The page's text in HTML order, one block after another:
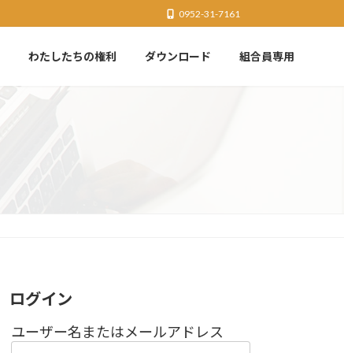
0952-31-7161
わたしたちの権利 ダウンロード 組合員専用
ログイン
ユーザー名またはメールアドレス